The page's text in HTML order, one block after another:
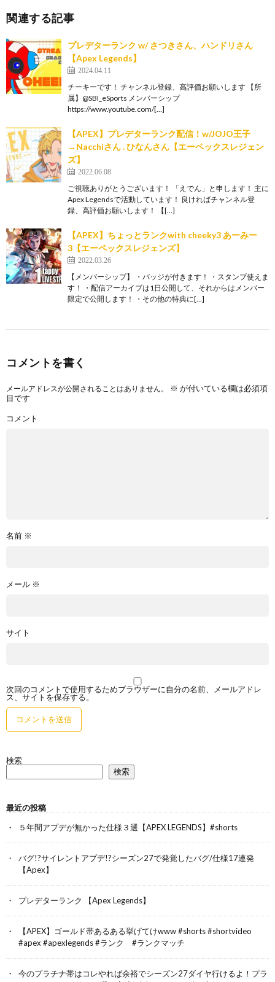
関連する記事
プレデターランク w/ さつきさん、ハンドリさん
【Apex Legends】
2024.04.11
チーキーです！ チャンネル登録、高評価お願いします 【所
属】@SBI_eSports メンバーシップ
https://www.youtube.com/[…]
【APEX】プレデターランク配信！w/JOJO王子
→Nacchiさん . ひなんさん【エーペックスレジェン
ズ】
2022.06.08
ご視聴ありがとうございます！ 「えでん」と申します！ 主に
Apex Legendsで活動しています！ 良ければチャンネル登
録、高評価お願いします！ 【[…]
【APEX】ちょっとランクwith cheeky3 あーみー
3【エーペックスレジェンズ】
2022.03.26
【メンバーシップ】 ・バッジが付きます！ ・スタンプ使えま
す！ ・配信アーカイブは1日公開して、それからはメンバー
限定で公開します！ ・その他の特典に[…]
コメントを書く
メールアドレスが公開されることはありません。 ※ が付いている欄は必須項
目です
コメント
名前 ※
メール ※
サイト
次回のコメントで使用するためブラウザーに自分の名前、メールアドレ
ス、サイトを保存する。
検索
検索
最近の投稿
５年間アプデが無かった仕様３選【APEX LEGENDS】#shorts
バグ!?サイレントアプデ!?シーズン27で発覚したバグ/仕様17連発
【Apex】
プレデターランク 【Apex Legends】
【APEX】ゴールド帯あるある挙げてけwww #shorts #shortvideo
#apex #apexlegends #ランク #ランクマッチ
今のプラチナ帯はコレやれば余裕でシーズン27ダイヤ行けるよ！プラ